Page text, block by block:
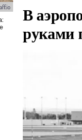
В
руками